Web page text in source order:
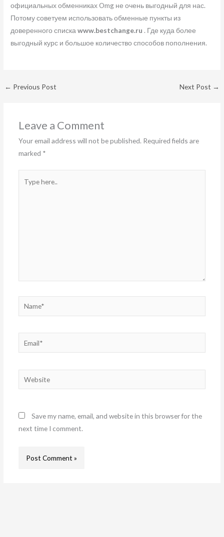
официальных обменниках Omg не очень выгодный для нас.
Потому советуем использовать обменные пункты из
доверенного спискаwww.bestchange.ru . Где куда более
выгодный курс и большое количество способов пополнения.
← Previous Post Next Post →
Leave a Comment
Your email address will not be published. Required fields are
marked *
here..
Name*
Email*
Website
Save my name, email, and website in this browser for the
next time I comment.